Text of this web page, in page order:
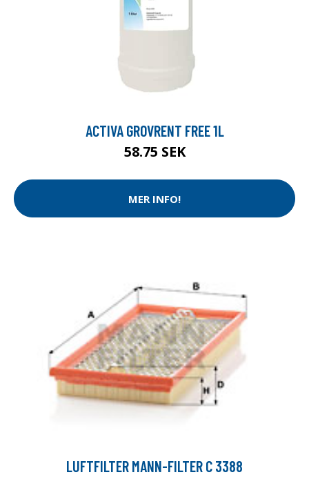
ACTIVA GROVRENT FREE 1L
58.75 SEK
MER INFO!
LUFTFILTER MANN-FILTER C 3388